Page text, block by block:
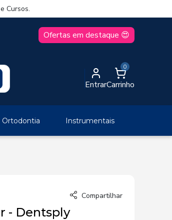
Cursos.
Ofertas em destaque 😍
Entrar
0
Carrinho
Ortodontia Instrumentais
Compartilhar
- Dentsply